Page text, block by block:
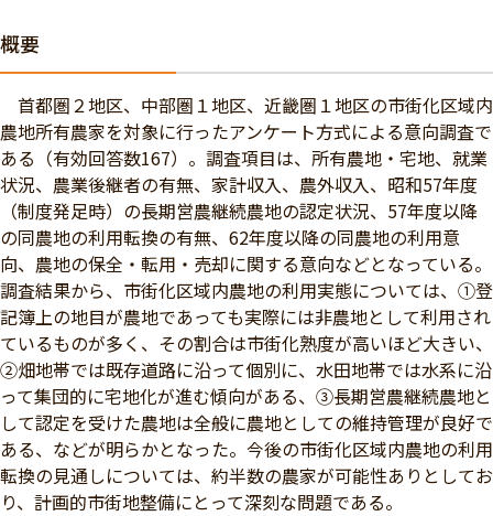
概要
首都圏２地区、中部圏１地区、近畿圏１地区の市街化区域内
農地所有農家を対象に行ったアンケート方式による意向調査で
ある（有効回答数167）。調査項目は、所有農地・宅地、就業
状況、農業後継者の有無、家計収入、農外収入、昭和57年度
（制度発足時）の長期営農継続農地の認定状況、57年度以降
の同農地の利用転換の有無、62年度以降の同農地の利用意
向、農地の保全・転用・売却に関する意向などとなっている。
調査結果から、市街化区域内農地の利用実態については、①登
記簿上の地目が農地であっても実際には非農地として利用され
ているものが多く、その割合は市街化熟度が高いほど大きい、
②畑地帯では既存道路に沿って個別に、水田地帯では水系に沿
って集団的に宅地化が進む傾向がある、③長期営農継続農地と
して認定を受けた農地は全般に農地としての維持管理が良好で
ある、などが明らかとなった。今後の市街化区域内農地の利用
転換の見通しについては、約半数の農家が可能性ありとしてお
り、計画的市街地整備にとって深刻な問題である。